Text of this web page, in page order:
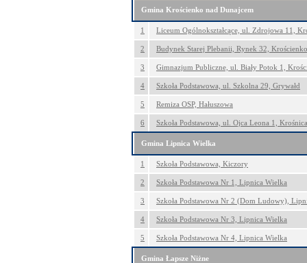
Gmina Krościenko nad Dunajcem
1 Liceum Ogólnokształcące, ul. Zdrojowa 11,
2 Budynek Starej Plebanii, Rynek 32,
3 Gimnazjum Publiczne, ul. Biały Potok 1,
4 Szkoła Podstawowa, ul. Szkolna 29, Grywałd
5 Remiza OSP, Hałuszowa
6 Szkoła Podstawowa, ul. Ojca Leona 1, Krośnica
Gmina Lipnica Wielka
1 Szkoła Podstawowa, Kiczory
2 Szkoła Podstawowa Nr 1, Lipnica Wielka
3 Szkoła Podstawowa Nr 2 (Dom Ludowy),
4 Szkoła Podstawowa Nr 3, Lipnica Wielka
5 Szkoła Podstawowa Nr 4, Lipnica Wielka
Gmina Łapsze Niżne